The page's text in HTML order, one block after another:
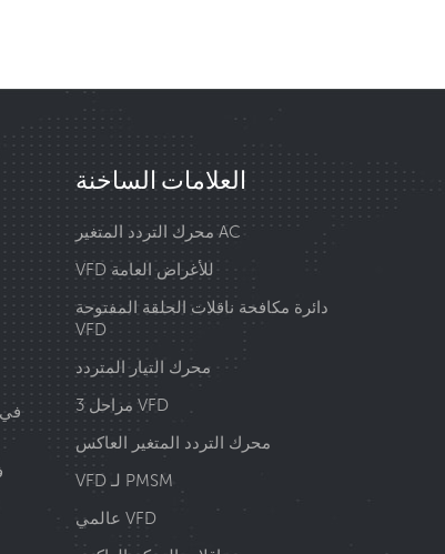
العلامات الساخنة
محرك التردد المتغير AC
VFD للأغراض العامة
دائرة مكافحة ناقلات الحلقة المفتوحة
VFD
محرك التيار المتردد
3 مراحل VFD
محرك التردد المتغير العاكس
VFD لـ PMSM
عالمي VFD